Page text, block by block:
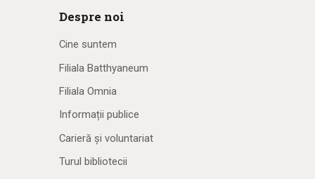
Despre noi
Cine suntem
Filiala Batthyaneum
Filiala Omnia
Informații publice
Carieră și voluntariat
Turul bibliotecii